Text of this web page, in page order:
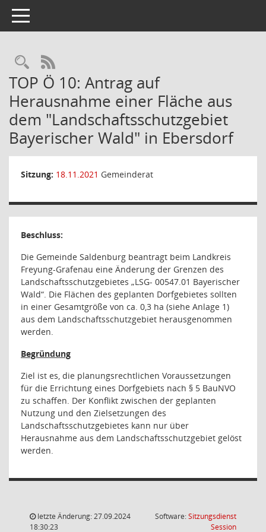
Toggle navigation
Rechercheauswahl
RSS-Feed
TOP Ö 10: Antrag auf
Herausnahme einer Fläche aus
dem "Landschaftsschutzgebiet
Bayerischer Wald" in Ebersdorf
Sitzung: 18.11.2021 Gemeinderat
Beschluss:
Die Gemeinde Saldenburg beantragt beim Landkreis
Freyung-Grafenau eine Änderung der Grenzen des
Landschaftsschutzgebietes „LSG- 00547.01 Bayerischer
Wald“. Die Flächen des geplanten Dorfgebietes sollten
in einer Gesamtgröße von ca. 0,3 ha (siehe Anlage 1)
aus dem Landschaftsschutzgebiet herausgenommen
werden.
Begründung
Ziel ist es, die planungsrechtlichen Voraussetzungen
für die Errichtung eines Dorfgebiets nach § 5 BauNVO
zu schaffen. Der Konflikt zwischen der geplanten
Nutzung und den Zielsetzungen des
Landschaftsschutzgebietes kann nur über
Herausnahme aus dem Landschaftsschutzgebiet gelöst
werden.
letzte Änderung: 27.09.2024
18:30:23
Software:Sitzungsdienst
Session(Wird in